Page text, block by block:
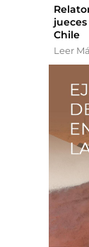
Chile
Leer